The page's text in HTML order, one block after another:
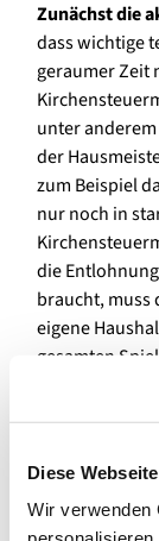
Diese
Wir verwenden
Zunächst die
dass wichtige
geraumer Zeit
unter
der
zum Beispiel
nur noch in
die
braucht, muss
eigene
gesamten
dass alle
unserer –
riesige